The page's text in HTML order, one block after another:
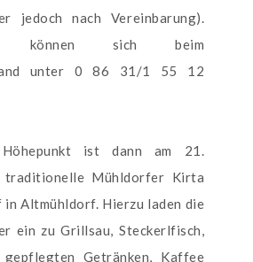
jedoch nach Vereinbarung).
können sich beim
unter 0 86 31/1 55 12
ist dann am 21.
traditionelle Mühldorfer Kirta
in Altmühldorf. Hierzu laden die
ein zu Grillsau, Steckerlfisch,
Getränken, Kaffee